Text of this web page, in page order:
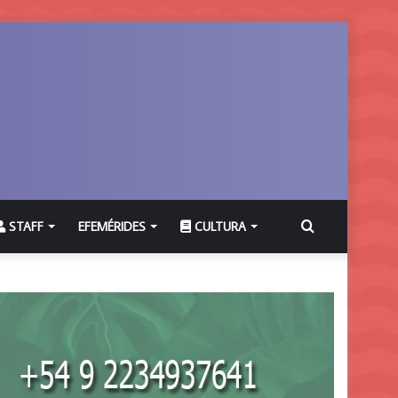
STAFF EFEMÉRIDES CULTURA Buscar